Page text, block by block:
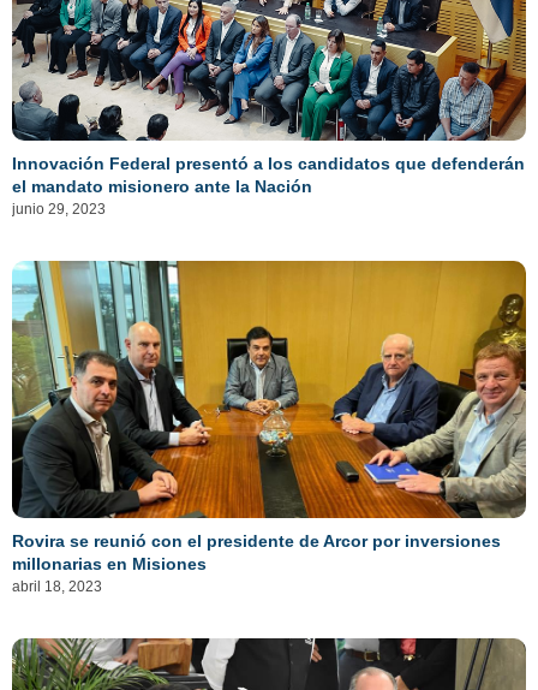
Innovación Federal presentó a los candidatos que defenderán
el mandato misionero ante la Nación
junio 29, 2023
Rovira se reunió con el presidente de Arcor por inversiones
millonarias en Misiones
abril 18, 2023